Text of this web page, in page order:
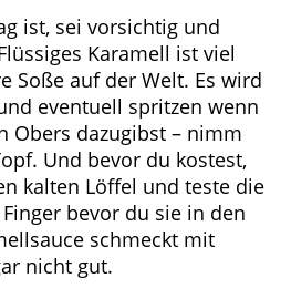
ist, sei vorsichtig und
Karamell ist viel
Soße auf der Welt. Es wird
eventuell spritzen wenn
Obers dazugibst – nimm
Und bevor du kostest,
kalten Löffel und teste die
bevor du sie in den
schmeckt mit
nicht gut.